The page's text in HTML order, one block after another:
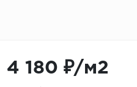
4 180 ₽/м2